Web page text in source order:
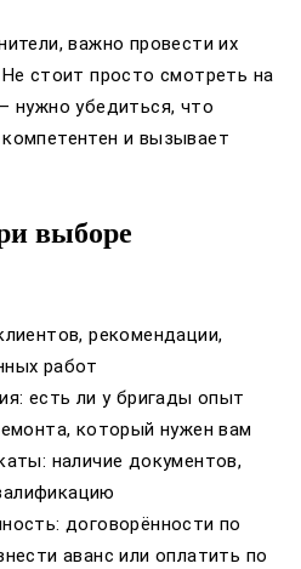
важно провести их
стоит просто смотреть на
нужно убедиться, что
и вызывает
выборе
рекомендации,
работ
есть ли у бригады опыт
который нужен вам
наличие документов,
договорённости по
аванс или оплатить по